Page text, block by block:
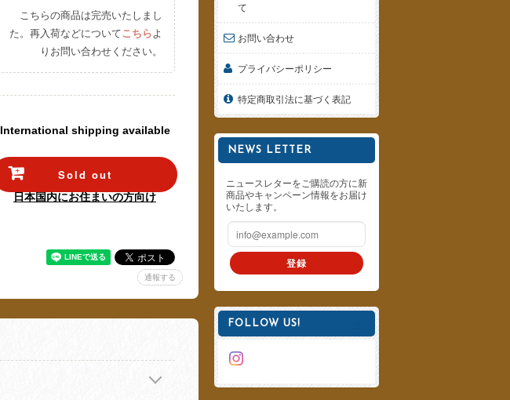
こちらの商品は完売いたしまし
た。再入荷などについてこちら よ
りお問い合わせください。
International shipping available
Sold out
日本国内にお住まいの方向け
通報する
て
お問い合わせ
プライバシーポリシー
特定商取引法に基づく表記
NEWS LETTER
ニュースレターをご購読の方に新
商品やキャンペーン情報をお届け
いたします。
登録
FOLLOW US!